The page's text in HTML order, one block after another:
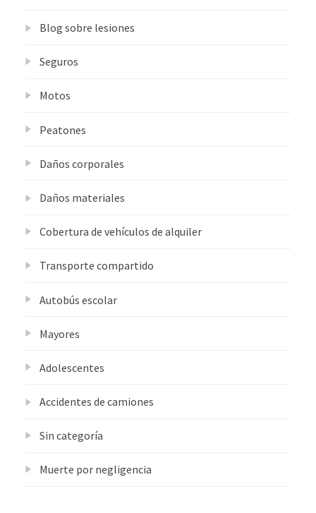
Blog sobre lesiones
Seguros
Motos
Peatones
Daños corporales
Daños materiales
Cobertura de vehículos de alquiler
Transporte compartido
Autobús escolar
Mayores
Adolescentes
Accidentes de camiones
Sin categoría
Muerte por negligencia